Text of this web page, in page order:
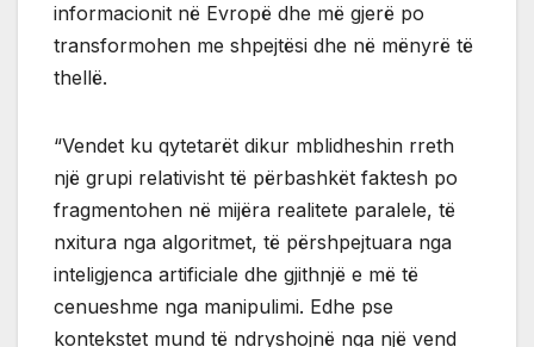
informacionit në Evropë dhe më gjerë po
transformohen me shpejtësi dhe në mënyrë të
thellë.
“Vendet ku qytetarët dikur mblidheshin rreth
një grupi relativisht të përbashkët faktesh po
fragmentohen në mijëra realitete paralele, të
nxitura nga algoritmet, të përshpejtuara nga
inteligjenca artificiale dhe gjithnjë e më të
cenueshme nga manipulimi. Edhe pse
kontekstet mund të ndryshojnë nga një vend